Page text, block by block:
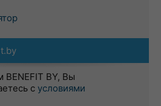
BENEFIT BY, Вы
с условиями